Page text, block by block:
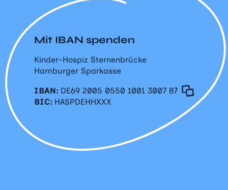
Mit IBAN spenden
Kinder-Hospiz Sternenbrücke
Hamburger Sparkasse
IBAN: DE69 2005 0550 1001 3007 87
BIC: HASPDEHHXXX